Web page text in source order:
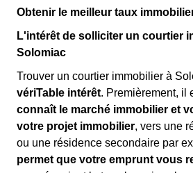
Obtenir le meilleur taux
L'intérêt de solliciter un courtier
Solomiac
Trouver un courtier immobilier à
vériTable intérêt. Premièrement, il
connaît le marché immobilier et
votre projet immobilier, vers une
ou une résidence secondaire par
permet que votre emprunt vous